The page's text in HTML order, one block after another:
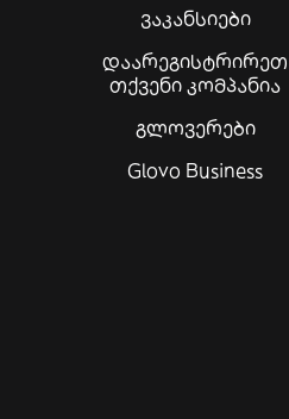
ვაკანსიები
დაარეგისტრირეთ
თქვენი კომპანია
გლოვერები
Glovo Business